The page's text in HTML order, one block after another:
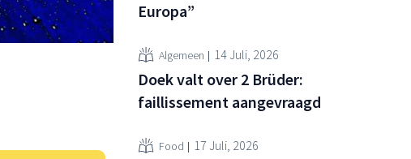
Europa”
Algemeen 14 Juli, 2026
Doek valt over 2 Brüder:
faillissement aangevraagd
Food 17 Juli, 2026